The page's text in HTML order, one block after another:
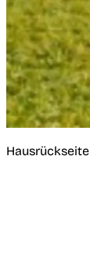
Hausrückseite